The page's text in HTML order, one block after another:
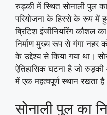
रुड़की में स्थित सोनाली पुल
परियोजना के हिस्से के रूप
ब्रिटिश इंजीनियरिंग कौशल
निर्माण मुख्य रूप से गंगा नहर
के उद्देश्य से किया गया था।
ऐतिहासिक घटना है जो रुड़की
में एक महत्वपूर्ण स्थान रखता
सोनाली पुल का